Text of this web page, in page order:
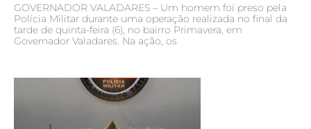
GOVERNADOR VALADARES – Um homem foi preso pela
Polícia Militar durante uma operação realizada no final da
tarde de quinta-feira (6), no bairro Primavera, em
Governador Valadares. Na ação, os